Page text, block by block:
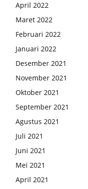
April 2022
Maret 2022
Februari 2022
Januari 2022
Desember 2021
November 2021
Oktober 2021
September 2021
Agustus 2021
Juli 2021
Juni 2021
Mei 2021
April 2021